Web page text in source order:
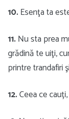
10.Esenţa ta
11.Nu sta prea
grădină te uiţi,
printre trandafiri
12.Ceea ce